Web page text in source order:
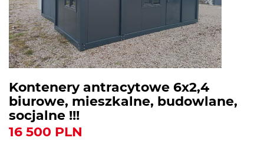
Kontenery antracytowe 6x2,4
biurowe, mieszkalne, budowlane,
socjalne !!!
16 500 PLN